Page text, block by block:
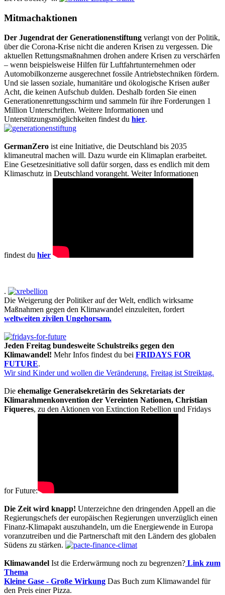
Mitmachaktionen
Der Jugendrat der Generationenstiftung verlangt von der Politik,
über die Corona-Krise nicht die anderen Krisen zu vergessen. Die
aktuellen Rettungsmaßnahmen drohen andere Krisen zu verschärfen
– wenn beispielsweise Hilfen für Luftfahrtunternehmen oder
Automobilkonzerne ausgerechnet fossile Antriebstechniken fördern.
Und sie lassen soziale, humanitäre und ökologische Krisen außer
Acht, die keinen Aufschub dulden. Deshalb forden Sie einen
Generationenrettungsschirm und sammeln für ihre Forderungen 1
Million Unterschriften. Weitere Informationen und
Unterstützungsmöglichkeiten findest du hier.
GermanZero ist eine Initiative, die Deutschland bis 2035
klimaneutral machen will. Dazu wurde ein Klimaplan erarbeitet.
Eine Gesetzesinitiative soll dafür sorgen, dass es endlich mit dem
Klimaschutz in Deutschland vorangeht. Weiter Informationen
findest du hier
.
Die Weigerung der Politiker auf der Welt, endlich wirksame
Maßnahmen gegen den Klimawandel einzuleiten, fordert
weltweiten zivilen Ungehorsam.
Jeden Freitag bundesweite Schulstreiks gegen den
Klimawandel! Mehr Infos findest du bei FRIDAYS FOR
FUTURE.
Wir sind Kinder und wollen die Veränderung. Freitag ist Streiktag.
Die ehemalige Generalsekretärin des Sekretariats der
Klimarahmenkonvention der Vereinten Nationen, Christian
Fiqueres, zu den Aktionen von Extinction Rebellion und Fridays
for Future:
Die Zeit wird knapp! Unterzeichne den dringenden Appell an die
Regierungschefs der europäischen Regierungen unverzüglich einen
Finanz-Klimapakt auszuhandeln, um die Energiewende in Europa
voranzutreiben und die Partnerschaft mit den Ländern des globalen
Südens zu stärken.
Klimawandel Ist die Erderwärmung noch zu begrenzen? Link zum
Thema
Kleine Gase - Große Wirkung Das Buch zum Klimawandel für
den Preis einer Pizza.